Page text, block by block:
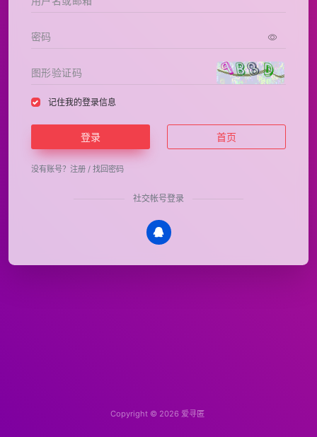
记住我的登录信息
登录 首页
没有账号？ 注册 / 找回密码
社交帐号登录
Copyright © 2026 爱寻匿